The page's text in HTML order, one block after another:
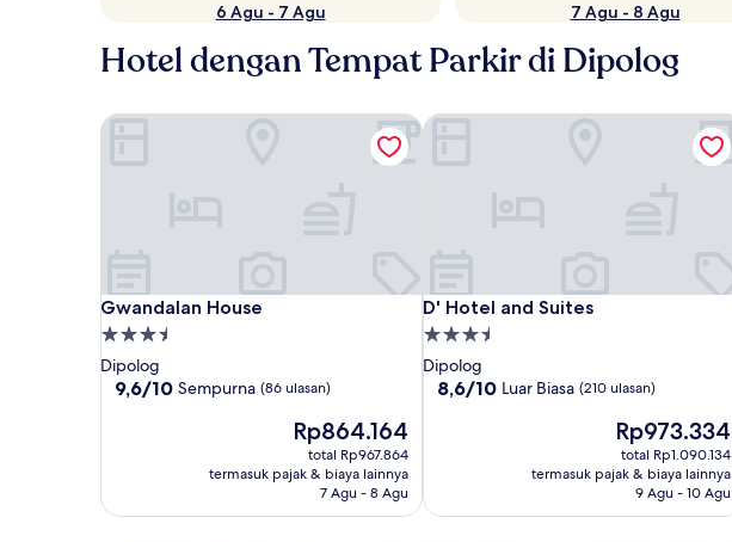
6 Agu - 7 Agu
7 Agu - 8 Agu
Hotel dengan Tempat Parkir di Dipolog
Gwandalan House
Gwandalan House
Properti
bintang
3.5
Dipolog
9.6
9,6/10 Sempurna (86 ulasan)
Harga
sekarang
Rp864.164
Rp864.164
total Rp967.864
termasuk pajak & biaya lainnya
7 Agu - 8 Agu
Gwandalan House
D' Hotel and Suites
D' Hotel and Suites
Properti
bintang
3.5
Dipolog
8.6
ulasan)
8,6/10 Luar Biasa (210 ulasan)
Harga
sekarang
Rp973.334
Rp973.334
total Rp1.090.134
termasuk pajak & biaya lainnya
9 Agu - 10 Agu
D' Hotel and Suites